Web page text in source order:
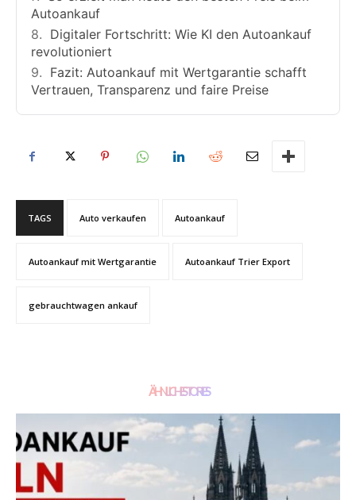
Autoankauf
Digitaler Fortschritt: Wie KI den Autoankauf
revolutioniert
Fazit: Autoankauf mit Wertgarantie schafft
Vertrauen, Transparenz und faire Preise
TAGS Auto verkaufen Autoankauf
Autoankauf mit Wertgarantie Autoankauf Trier Export
gebrauchtwagen ankauf
ÄHNLICHE STORIES